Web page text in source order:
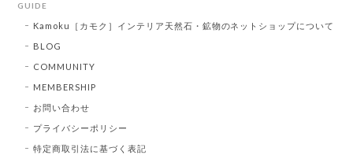
GUIDE
Kamoku［カモク］インテリア天然石・鉱物のネットショップについて
BLOG
COMMUNITY
MEMBERSHIP
お問い合わせ
プライバシーポリシー
特定商取引法に基づく表記